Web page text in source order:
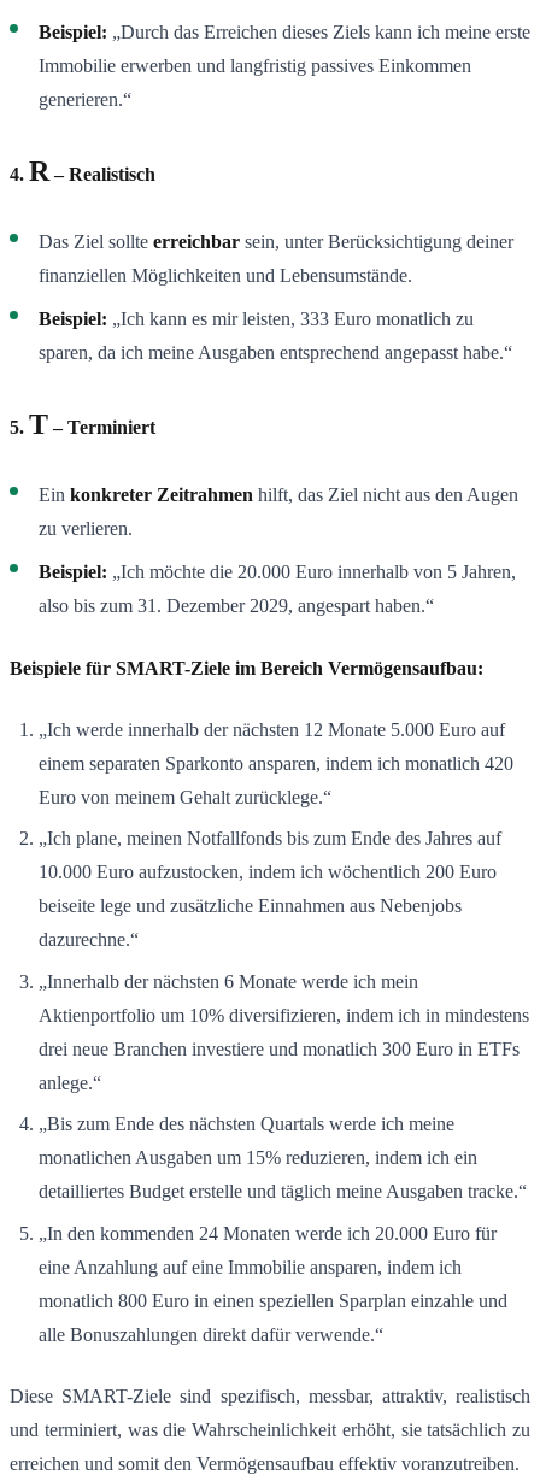
Beispiel: „Durch das Erreichen dieses Ziels kann ich meine erste
Immobilie erwerben und langfristig passives Einkommen
generieren.“
4. R – Realistisch
Das Ziel sollte erreichbar sein, unter Berücksichtigung deiner
finanziellen Möglichkeiten und Lebensumstände.
Beispiel: „Ich kann es mir leisten, 333 Euro monatlich zu
sparen, da ich meine Ausgaben entsprechend angepasst habe.“
5. T– Terminiert
Ein konkreter Zeitrahmen hilft, das Ziel nicht aus den Augen
zu verlieren.
Beispiel: „Ich möchte die 20.000 Euro innerhalb von 5 Jahren,
also bis zum 31. Dezember 2029, angespart haben.“
Beispiele für SMART-Ziele im Bereich Vermögensaufbau:
„Ich werde innerhalb der nächsten 12 Monate 5.000 Euro auf
einem separaten Sparkonto ansparen, indem ich monatlich 420
Euro von meinem Gehalt zurücklege.“
„Ich plane, meinen Notfallfonds bis zum Ende des Jahres auf
10.000 Euro aufzustocken, indem ich wöchentlich 200 Euro
beiseite lege und zusätzliche Einnahmen aus Nebenjobs
dazurechne.“
„Innerhalb der nächsten 6 Monate werde ich mein
Aktienportfolio um 10% diversifizieren, indem ich in mindestens
drei neue Branchen investiere und monatlich 300 Euro in ETFs
anlege.“
„Bis zum Ende des nächsten Quartals werde ich meine
monatlichen Ausgaben um 15% reduzieren, indem ich ein
detailliertes Budget erstelle und täglich meine Ausgaben tracke.“
„In den kommenden 24 Monaten werde ich 20.000 Euro für
eine Anzahlung auf eine Immobilie ansparen, indem ich
monatlich 800 Euro in einen speziellen Sparplan einzahle und
alle Bonuszahlungen direkt dafür verwende.“
Diese SMART-Ziele sind spezifisch, messbar, attraktiv, realistisch
und terminiert, was die Wahrscheinlichkeit erhöht, sie tatsächlich zu
erreichen und somit den Vermögensaufbau effektiv voranzutreiben.